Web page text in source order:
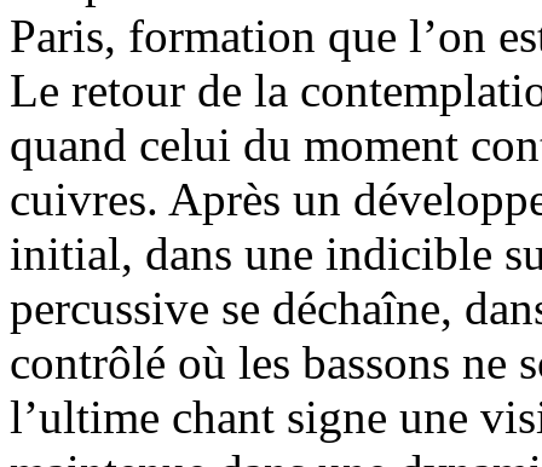
Paris, formation que l’on
Le retour de la
quand celui du moment
cuivres. Après un
initial, dans une indicible
percussive se déchaîne,
contrôlé où les bassons ne
l’ultime chant signe une